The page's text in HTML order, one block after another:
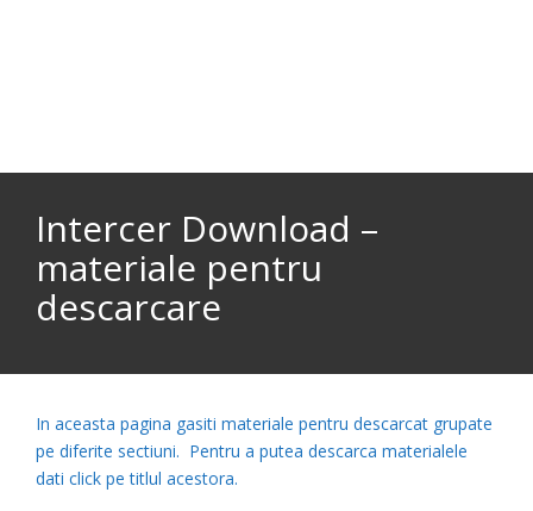
Intercer Download –
materiale pentru
descarcare
In aceasta pagina gasiti materiale pentru descarcat grupate
pe diferite sectiuni. Pentru a putea descarca materialele
dati click pe titlul acestora.